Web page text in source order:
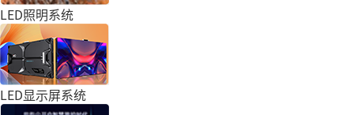
LED照明系统
LED显示屏系统